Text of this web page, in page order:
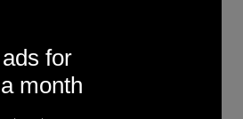
DAT ER
for
month